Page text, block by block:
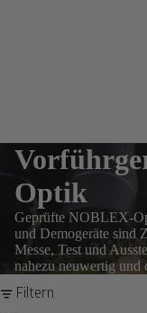
Optik
Geprüfte NOBLEX-
und Demogeräte sind
Messe, Test und
nahezu neuwertig und
Filtern